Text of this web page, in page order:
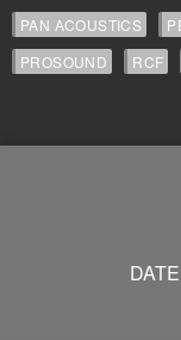
PAN ACOUSTICS
PROSOUND
RCF